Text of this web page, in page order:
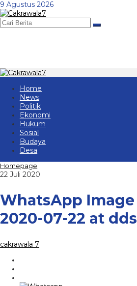
Lewati
ke
konten
9 Agustus 2026
Home
News
Politik
Ekonomi
Hukum
Sosial
Budaya
Desa
Homepage
22 Juli 2020
WhatsApp Image
2020-07-22 at dds
cakrawala 7